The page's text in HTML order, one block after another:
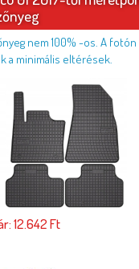
nem 100% -os. A fotón
a minimális eltérések.
12.642 Ft